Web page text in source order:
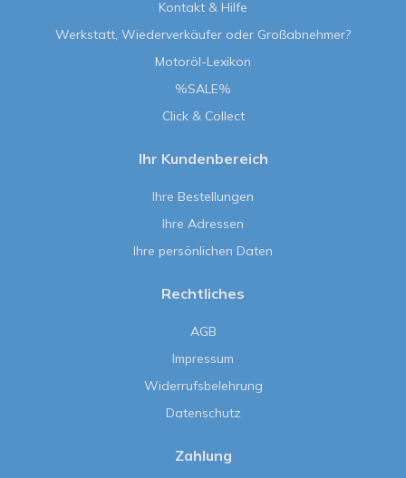
Kontakt & Hilfe
Werkstatt, Wiederverkäufer oder Großabnehmer?
Motoröl-Lexikon
%SALE%
Click & Collect
Ihr Kundenbereich
Ihre Bestellungen
Ihre Adressen
Ihre persönlichen Daten
Rechtliches
AGB
Impressum
Widerrufsbelehrung
Datenschutz
Zahlung